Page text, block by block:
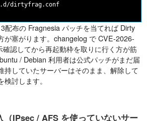
配布の Fragnesia パッチを当てれば Dirty
が塞がります。changelog で CVE-2026-
認してから再起動枠を取りに行く方が筋
/ Debian 利用者は公式パッチがまだ届
持していたサーバーはそのまま、解除して
討します。
（IPsec / AFS を使っていないサー